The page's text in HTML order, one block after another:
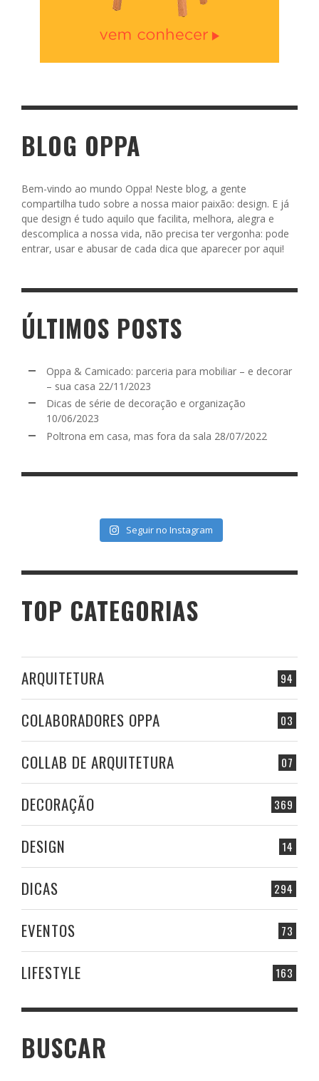
BLOG OPPA
Bem-vindo ao mundo Oppa! Neste blog, a gente
compartilha tudo sobre a nossa maior paixão: design. E já
que design é tudo aquilo que facilita, melhora, alegra e
descomplica a nossa vida, não precisa ter vergonha: pode
entrar, usar e abusar de cada dica que aparecer por aqui!
ÚLTIMOS POSTS
Oppa & Camicado: parceria para mobiliar – e decorar
– sua casa 22/11/2023
Dicas de série de decoração e organização
10/06/2023
Poltrona em casa, mas fora da sala 28/07/2022
Seguir no Instagram
TOP CATEGORIAS
94
ARQUITETURA
03
COLABORADORES OPPA
07
COLLAB DE ARQUITETURA
369
DECORAÇÃO
14
DESIGN
294
DICAS
73
EVENTOS
163
LIFESTYLE
BUSCAR